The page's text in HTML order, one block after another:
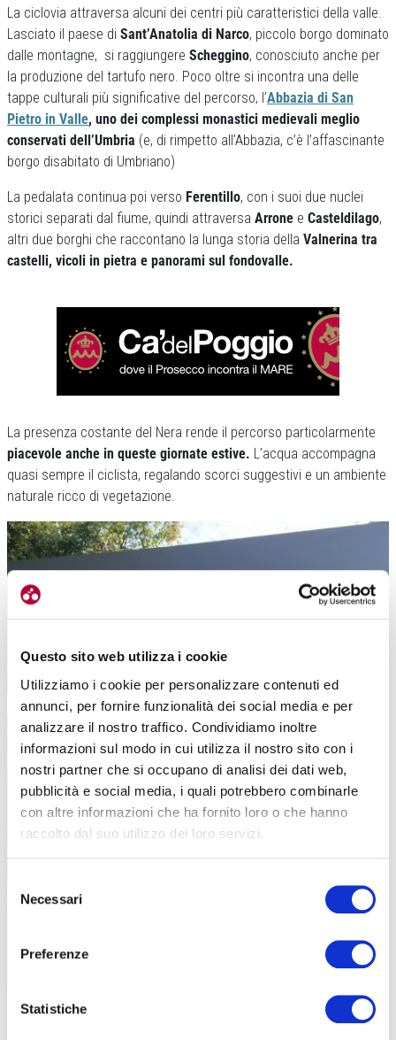
Questo sito web utilizza i cookie
Utilizziamo i cookie per personalizzare contenuti ed
annunci, per fornire funzionalità dei social media e per
analizzare il nostro traffico. Condividiamo inoltre
informazioni sul modo in cui utilizza il nostro sito con i
nostri partner che si occupano di analisi dei dati web,
pubblicità e social media, i quali potrebbero combinarle
con altre informazioni che ha fornito loro o che hanno
raccolto dal suo utilizzo dei loro servizi.
delNecessari
Preferenze
Statistiche
La ciclovia attraversa alcuni dei centri più caratteristici della valle.
Lasciato il paese di Sant’Anatolia di Narco, piccolo borgo dominato
dalle montagne, si raggiungere Scheggino, conosciuto anche per
la produzione del tartufo nero. Poco oltre si incontra una delle
tappe culturali più significative del percorso, l’Abbazia di San
Pietro in Valle, uno dei complessi monastici medievali meglio
conservati dell’Umbria (e, di rimpetto all’Abbazia, c’è l’affascinante
borgo disabitato di Umbriano)
La pedalata continua poi verso Ferentillo, con i suoi due nuclei
storici separati dal fiume, quindi attraversa Arrone e Casteldilago,
altri due borghi che raccontano la lunga storia della Valnerina tra
castelli, vicoli in pietra e panorami sul fondovalle.
La presenza costante del Nera rende il percorso particolarmente
piacevole anche in queste giornate estive. L’acqua accompagna
quasi sempre il ciclista, regalando scorci suggestivi e un ambiente
naturale ricco di vegetazione.
Il Comune di Arrone (Tr) ha recentemente messo a disposizione delle e-bike a
noleggio